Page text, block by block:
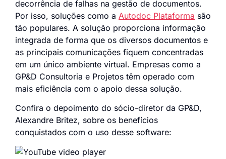
decorrência de falhas na gestão de documentos.
Por isso, soluções como a Autodoc Plataforma são
tão populares. A solução proporciona informação
integrada de forma que os diversos documentos e
as principais comunicações fiquem concentradas
em um único ambiente virtual. Empresas como a
GP&D Consultoria e Projetos têm operado com
mais eficiência com o apoio dessa solução.
Confira o depoimento do sócio-diretor da GP&D,
Alexandre Britez, sobre os benefícios
conquistados com o uso desse software: